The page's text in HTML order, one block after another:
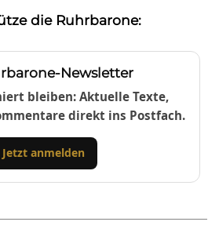
die Ruhrbarone:
Newsletter
bleiben: Aktuelle Texte,
direkt ins Postfach.
Jetzt anmelden